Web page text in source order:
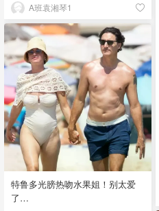
A班袁湘琴1
特鲁多光膀热吻水果姐！别太爱
了…